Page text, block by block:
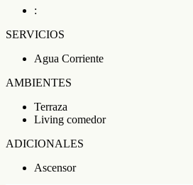
:
SERVICIOS
Agua Corriente
AMBIENTES
Terraza
Living comedor
ADICIONALES
Ascensor